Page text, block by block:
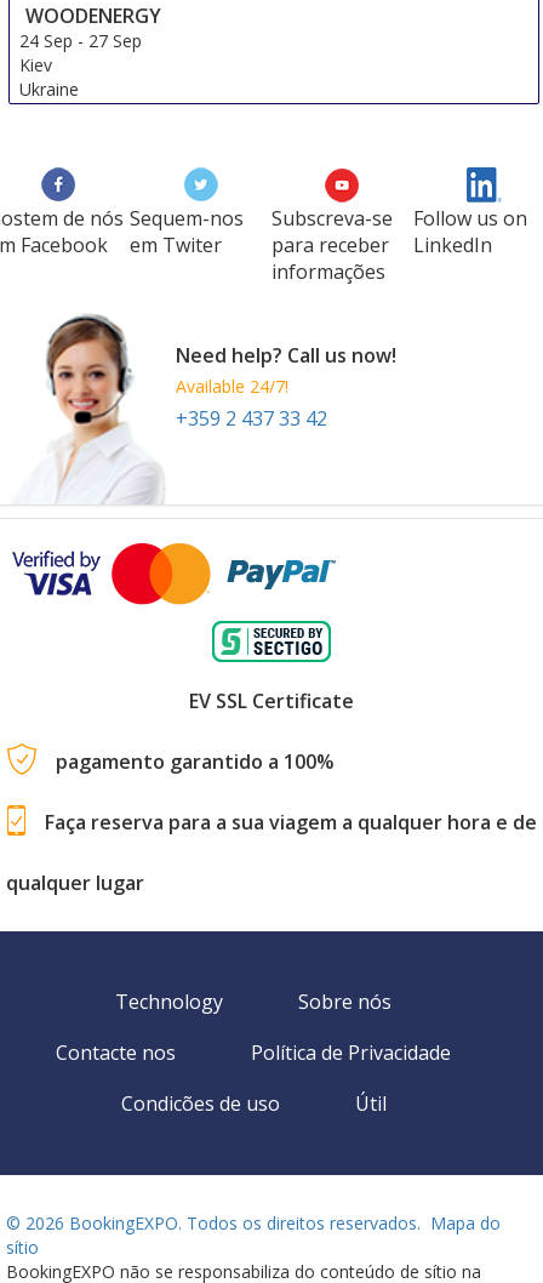
WOODENERGY
24 Sep - 27 Sep
Kiev
Ukraine
de nós
Facebook
Sequem-nos
em Twiter
Subscreva-se
para receber
informações
Follow us on
LinkedIn
Need help? Call us now!
Available 24/7!
+359 2 437 33 42
EV SSL Certificate
pagamento garantido a 100%
Faça reserva para a sua viagem a qualquer hora e de
qualquer lugar
Technology
Sobre nós
Contacte nos
Política de Privacidade
Condicões de uso
Útil
© 2026 BookingEXPO. Todos os direitos reservados. Mapa do
sítio
BookingEXPO não se responsabiliza do conteúdo de sítio na